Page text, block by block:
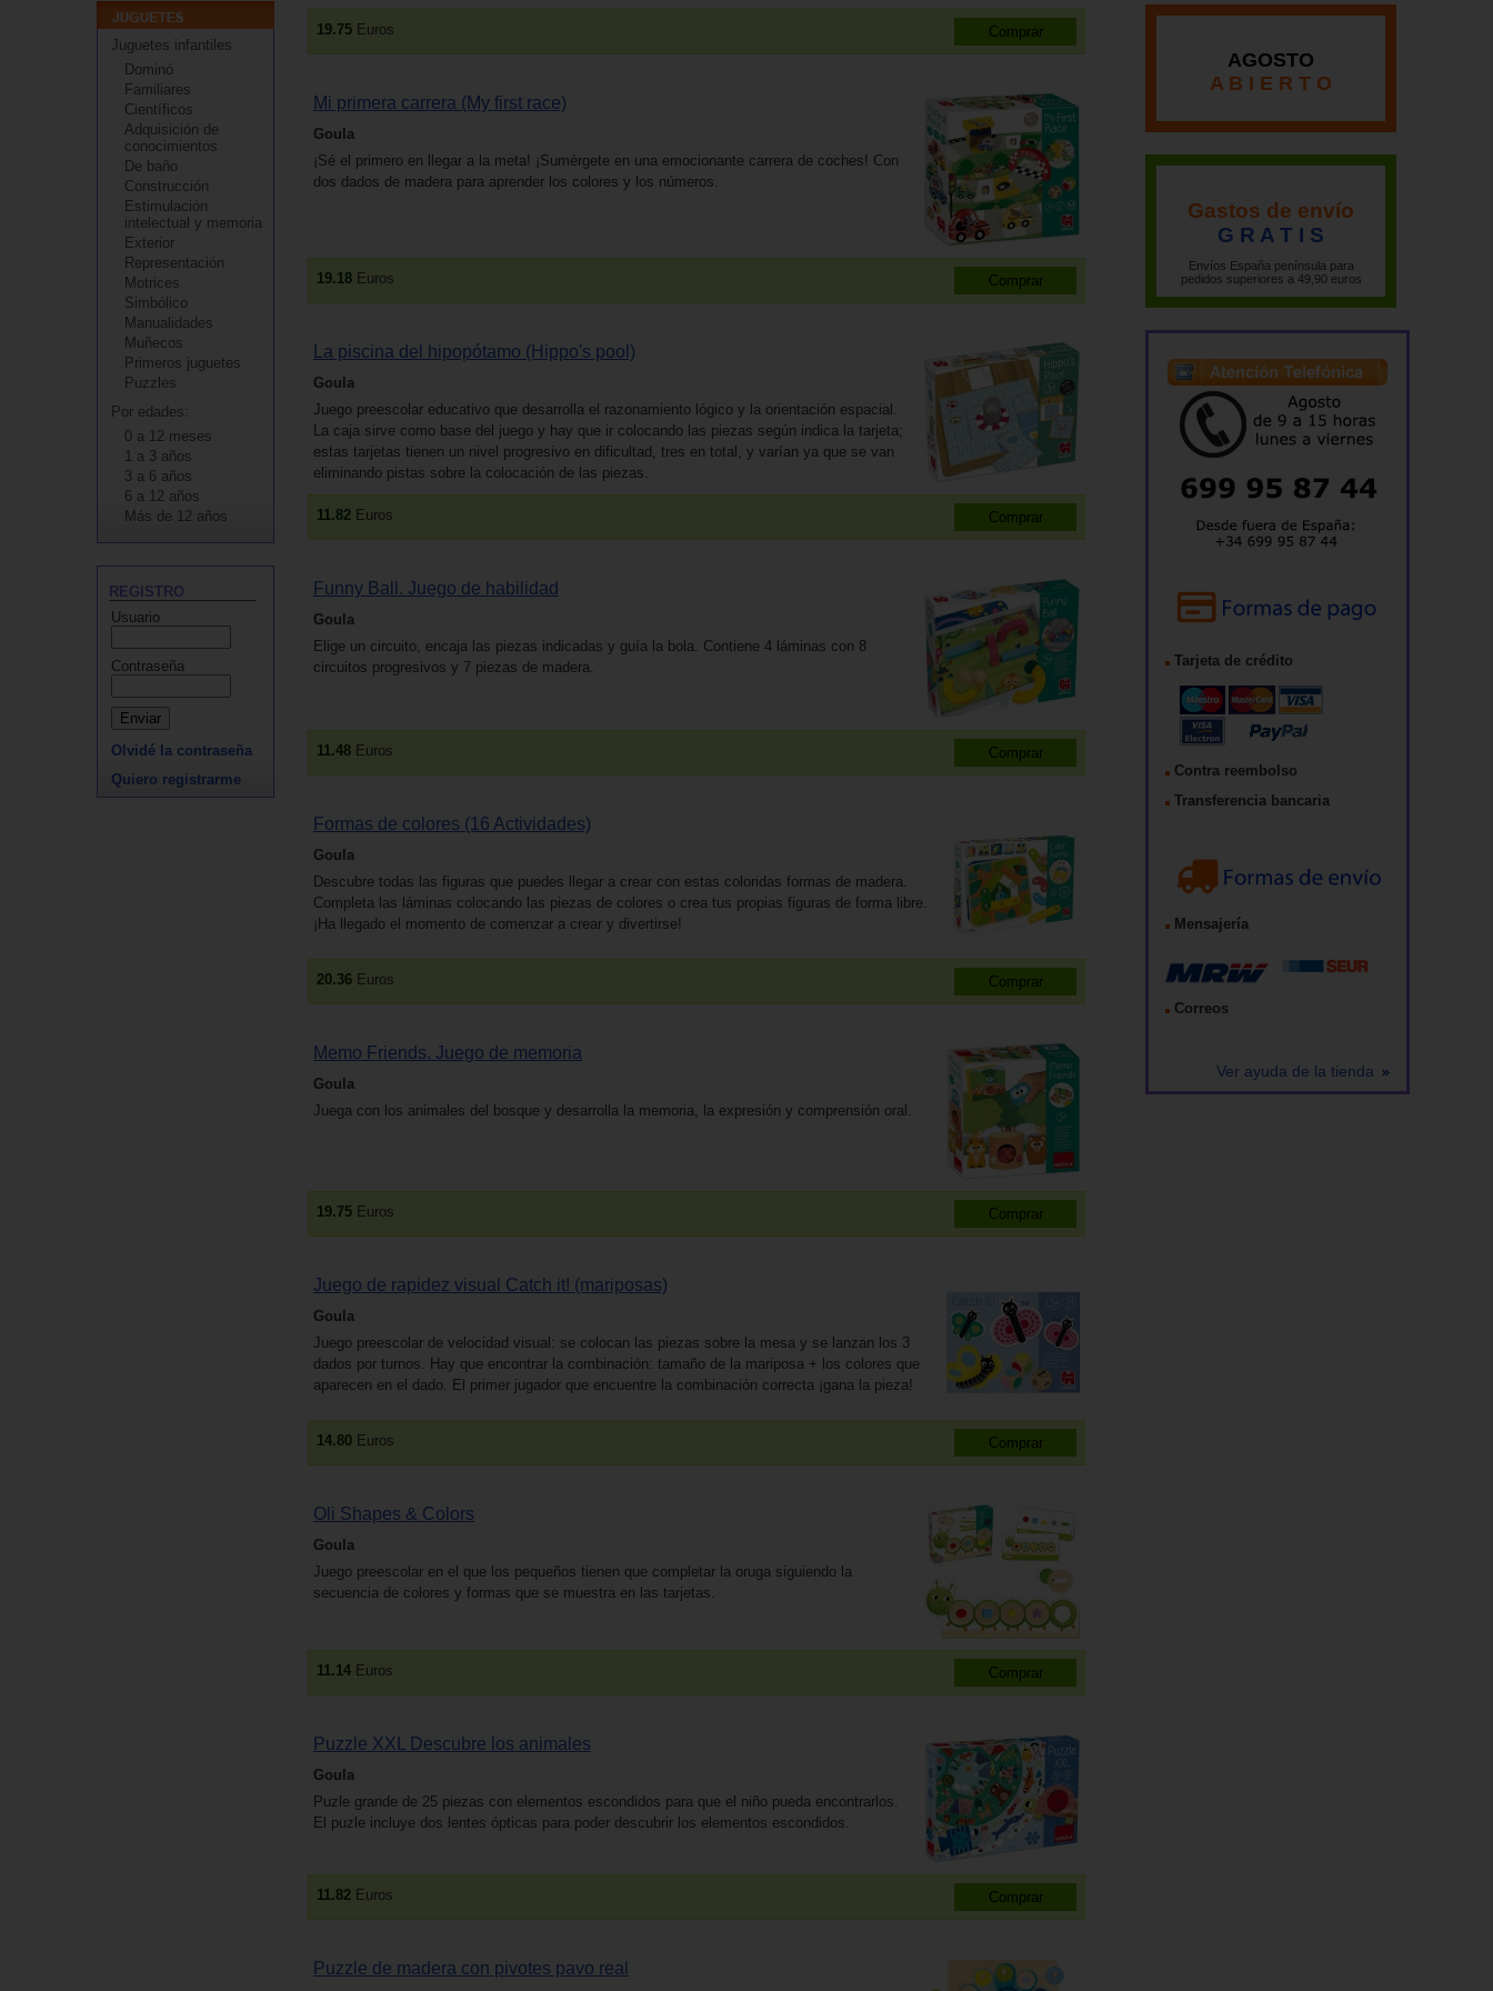
Juguetes infantiles
Dominó
Familiares
Científicos
Adquisición de
conocimientos
De baño
Construcción
Estimulación
intelectual y memoria
Exterior
Representación
Motrices
Simbólico
Manualidades
Muñecos
Primeros juguetes
Puzzles
Por edades:
0 a 12 meses
1 a 3 años
3 a 6 años
6 a 12 años
Más de 12 años
REGISTRO
Usuario
Contraseña
Olvidé la contraseña
Quiero registrarme
19.75 Euros
Mi primera carrera (My first race)
Goula
¡Sé el primero en llegar a la meta! ¡Sumérgete en una emocionante carrera de coches! Con
dos dados de madera para aprender los colores y los números.
19.18 Euros
La piscina del hipopótamo (Hippo's pool)
Goula
Juego preescolar educativo que desarrolla el razonamiento lógico y la orientación espacial.
La caja sirve como base del juego y hay que ir colocando las piezas según indica la tarjeta;
estas tarjetas tienen un nivel progresivo en dificultad, tres en total, y varían ya que se van
eliminando pistas sobre la colocación de las piezas.
11.82 Euros
Funny Ball. Juego de habilidad
Goula
Elige un circuito, encaja las piezas indicadas y guía la bola. Contiene 4 láminas con 8
circuitos progresivos y 7 piezas de madera.
11.48 Euros
Formas de colores (16 Actividades)
Goula
Descubre todas las figuras que puedes llegar a crear con estas coloridas formas de madera.
Completa las láminas colocando las piezas de colores o crea tus propias figuras de forma libre.
¡Ha llegado el momento de comenzar a crear y divertirse!
20.36 Euros
Memo Friends. Juego de memoria
Goula
Juega con los animales del bosque y desarrolla la memoria, la expresión y comprensión oral.
19.75 Euros
Juego de rapidez visual Catch it! (mariposas)
Goula
Juego preescolar de velocidad visual: se colocan las piezas sobre la mesa y se lanzan los 3
dados por turnos. Hay que encontrar la combinación: tamaño de la mariposa + los colores que
aparecen en el dado. El primer jugador que encuentre la combinación correcta ¡gana la pieza!
14.80 Euros
Oli Shapes & Colors
Goula
Juego preescolar en el que los pequeños tienen que completar la oruga siguiendo la
secuencia de colores y formas que se muestra en las tarjetas.
11.14 Euros
Puzzle XXL Descubre los animales
Goula
Puzle grande de 25 piezas con elementos escondidos para que el niño pueda encontrarlos.
El puzle incluye dos lentes ópticas para poder descubrir los elementos escondidos.
11.82 Euros
Puzzle de madera con pivotes pavo real
AGOSTO
A B I E R T O
Gastos de envío
G R A T I S
Envíos España península para
pedidos superiores a 49,90 euros
Tarjeta de crédito
Contra reembolso
Transferencia bancaria
Mensajería
Correos
Ver ayuda de la tienda